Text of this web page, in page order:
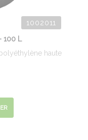
1002011
100 L
haute